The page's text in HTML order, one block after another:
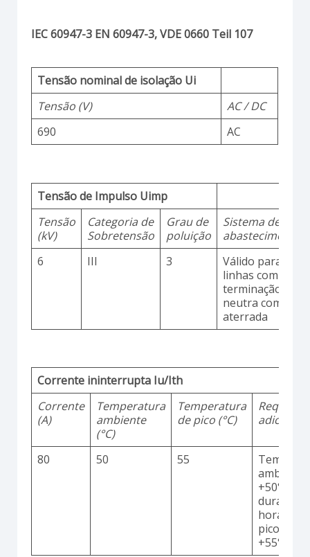
IEC 60947-3 EN 60947-3, VDE 0660 Teil 107
Tensão nominal de isolação Ui
Tensão (V)
AC / DC
690
AC
Tensão de Impulso Uimp
Tensão
(kV)
Categoria de
Sobretensão
Grau de
poluição
Sistema de
abastecimento
6
III 3
Válido para
linhas com
terminação
neutra comum
aterrada
Corrente ininterrupta Iu/Ith
Corrente
(A)
Temperatura
ambiente
(°C)
Temperatura
de pico (°C)
adicionais
80 50 55
ambiente
+50°C
durante
horas
picos até
+55°C